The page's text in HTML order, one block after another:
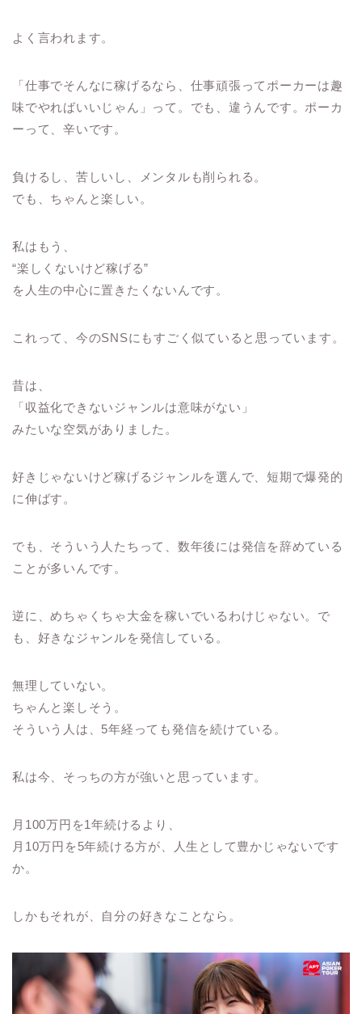
よく言われます。
「仕事でそんなに稼げるなら、仕事頑張ってポーカーは趣
味でやればいいじゃん」って。 でも、違うんです。ポーカ
ーって、辛いです。
負けるし、苦しいし、メンタルも削られる。
でも、ちゃんと楽しい。
私はもう、
“楽しくないけど稼げる”
を人生の中心に置きたくないんです。
これって、今のSNSにもすごく似ていると思っています。
昔は、
「収益化できないジャンルは意味がない」
みたいな空気がありました。
好きじゃないけど稼げるジャンルを選んで、短期で爆発的
に伸ばす。
でも、そういう人たちって、数年後には発信を辞めている
ことが多いんです。
逆に、めちゃくちゃ大金を稼いでいるわけじゃない。で
も、好きなジャンルを発信している。
無理していない。
ちゃんと楽しそう。
そういう人は、5年経っても発信を続けている。
私は今、そっちの方が強いと思っています。
月100万円を1年続けるより、
月10万円を5年続ける方が、人生として豊かじゃないです
か。
しかもそれが、自分の好きなことなら。